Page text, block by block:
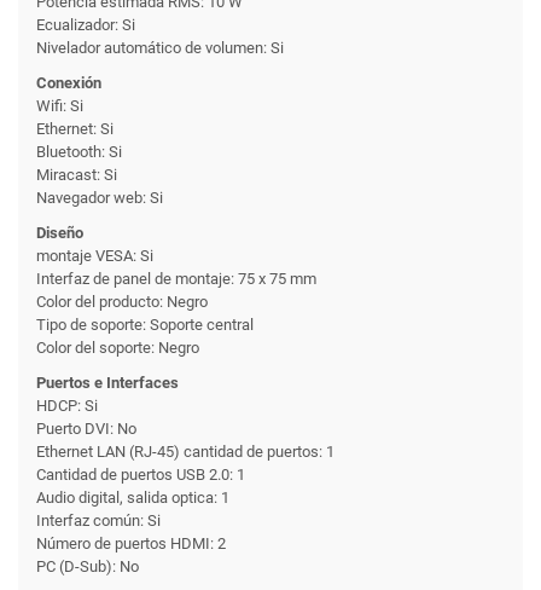
Ecualizador: Si
Nivelador automático de volumen: Si
Conexión
Wifi: Si
Ethernet: Si
Bluetooth: Si
Miracast: Si
Navegador web: Si
Diseño
montaje VESA: Si
Interfaz de panel de montaje: 75 x 75 mm
Color del producto: Negro
Tipo de soporte: Soporte central
Color del soporte: Negro
Puertos e Interfaces
HDCP: Si
Puerto DVI: No
Ethernet LAN (RJ-45) cantidad de puertos: 1
Cantidad de puertos USB 2.0: 1
Audio digital, salida optica: 1
Interfaz común: Si
Número de puertos HDMI: 2
PC (D-Sub): No